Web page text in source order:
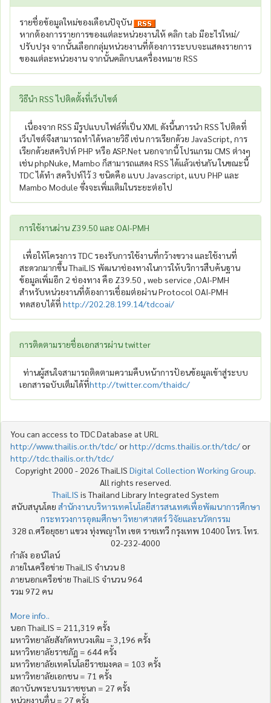
รายชื่อข้อมูลใหม่ของเดือนปัจุบัน
หากต้องการรายการของแต่ละหน่วยงานให้ คลิก tab มีอะไรใหม่/
ปรับปรุง จากนั้นเลือกกลุ่มหน่วยงานที่ต้องการระบบจะแสดงรายการ
ของแต่ละหน่วยงาน จากนั้นคลิกบนเครื่องหมาย RSS
วิธีนำ RSS ไปติดตั้งที่เว็บไซต์
เนื่องจาก RSS มีรูปแบบไฟล์ที่เป็น XML ดังนี้นการนำ RSS ไปติดที่
เว็บไซต์จึงสามารถทำได้หลายวิธี เช่น การเรียกด้วย JavaScript, การ
เรียกด้วยสคริปท์ PHP หรือ ASP.Net นอกจากนี้ โปรแกรม CMS ต่างๆ
เช่น phpNuke, Mambo ก็สามารถแสดง RSS ได้แล้วเช่นกัน ในขณะนี้
TDC ได้ทำ สคริปท์ไว้ 3 ชนิดคือ แบบ Javascript, แบบ PHP และ
Mambo Module ซึ่งจะเพิ่มเติมในระยะต่อไป
การใช้งานผ่าน Z39.50 และ OAI-PMH
เพื่อให้โครงการ TDC รองรับการใช้งานที่กว้างขวาง และใช้งานที่
สะดวกมากขึ้น ThaiLIS พัฒนาช่องทางในการให้บริการสืบค้นฐาน
ข้อมูลเพิ่มอีก 2 ช่องทาง คือ Z39.50 , web service ,OAI-PMH
สำหรับหน่วยงานที่ต้องการเชื่อมต่อผ่าน Protocol OAI-PMH
ทดสอบได้ที่ http://202.28.199.14/tdcoai/
การติดตามรายชื่อเอกสารผ่าน twitter
ท่านผู้สนใจสามารถติดตามความคืบหน้าการป้อนข้อมูลเข้าสู่ระบบ
เอกสารฉบับเต็มได้ที่http://twitter.com/thaidc/
You can access to TDC Database at URL
http://www.thailis.or.th/tdc/orhttp://dcms.thailis.or.th/tdc/or
http://tdc.thailis.or.th/tdc/
Copyright 2000 - 2026 ThaiLIS Digital Collection Working Group.
All rights reserved.
ThaiLIS is Thailand Library Integrated System
สนับสนุนโดย สำนักงานบริหารเทคโนโลยีสารสนเทศเพื่อพัฒนาการศึกษา
กระทรวงการอุดมศึกษา วิทยาศาสตร์ วิจัยและนวัตกรรม
328 ถ.ศรีอยุธยา แขวง ทุ่งพญาไท เขต ราชเทวี กรุงเทพ 10400 โทร. โทร.
02-232-4000
กำลัง ออน์ไลน์
ภายในเครือข่าย ThaiLIS จำนวน 8
ภายนอกเครือข่าย ThaiLIS จำนวน 964
รวม 972 คน
More info..
นอก ThaiLIS = 211,319 ครั้ง
มหาวิทยาลัยสังกัดทบวงเดิม = 3,196 ครั้ง
มหาวิทยาลัยราชภัฏ = 644 ครั้ง
มหาวิทยาลัยเทคโนโลยีราชมงคล = 103 ครั้ง
มหาวิทยาลัยเอกชน = 71 ครั้ง
สถาบันพระบรมราชชนก = 27 ครั้ง
หน่วยงานอื่น = 27 ครั้ง